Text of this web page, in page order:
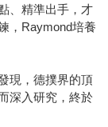
、精準出手，才
，Raymond培養
現，德撲界的頂
深入研究，終於